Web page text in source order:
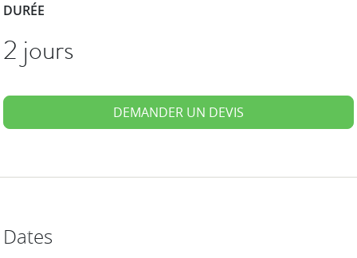
DURÉE
2 jours
DEMANDER UN DEVIS
Dates